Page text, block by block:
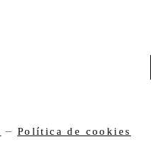
– Política de cookies